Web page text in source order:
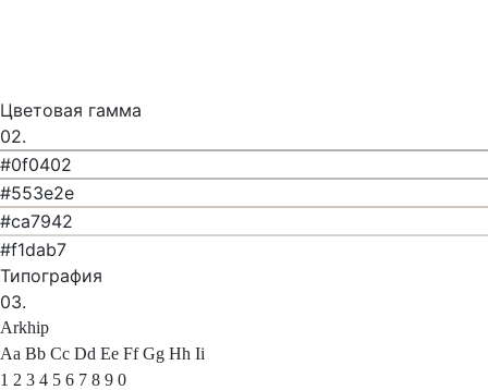
Цветовая гамма
02.
#0f0402
#553e2e
#ca7942
#f1dab7
Типография
03.
Arkhip
Aa Bb Cc Dd Ee Ff Gg Hh Ii
1 2 3 4 5 6 7 8 9 0